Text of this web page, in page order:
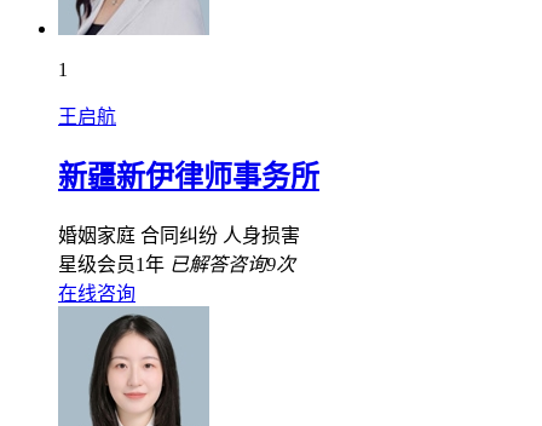
1
王启航
新疆新伊律师事务所
婚姻家庭 合同纠纷 人身损害
星级会员1年 已解答咨询9次
在线咨询